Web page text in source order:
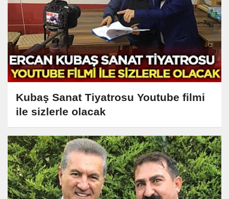
Kubaş Sanat Tiyatrosu Youtube filmi
ile sizlerle olacak